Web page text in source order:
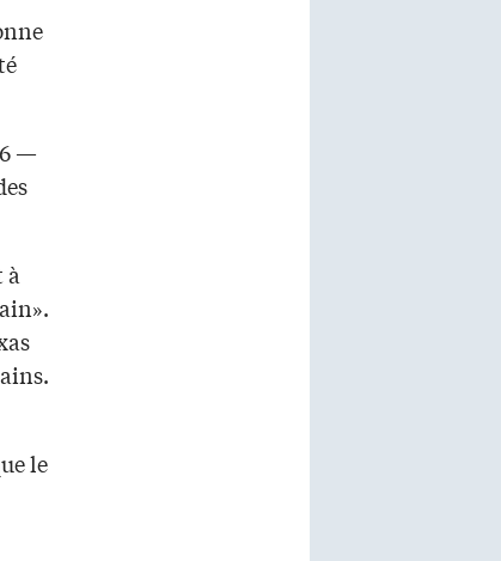
—
à
le